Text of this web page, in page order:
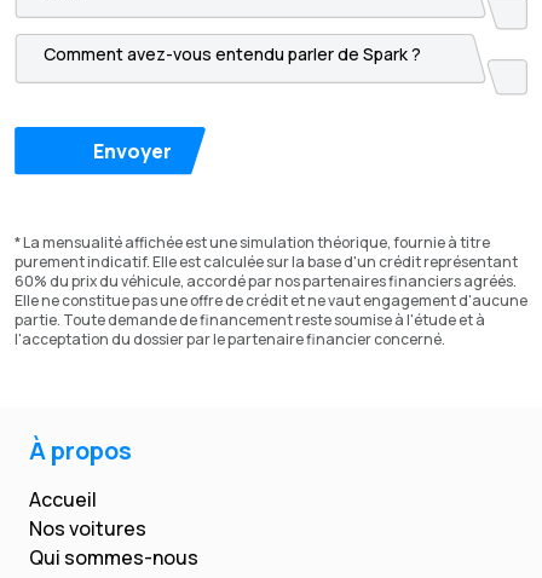
Envoyer
* La mensualité affichée est une simulation théorique, fournie à titre
purement indicatif. Elle est calculée sur la base d'un crédit représentant
60% du prix du véhicule, accordé par nos partenaires financiers agréés.
Elle ne constitue pas une offre de crédit et ne vaut engagement d'aucune
partie. Toute demande de financement reste soumise à l'étude et à
l'acceptation du dossier par le partenaire financier concerné.
À propos
Accueil
Nos voitures
Qui sommes-nous